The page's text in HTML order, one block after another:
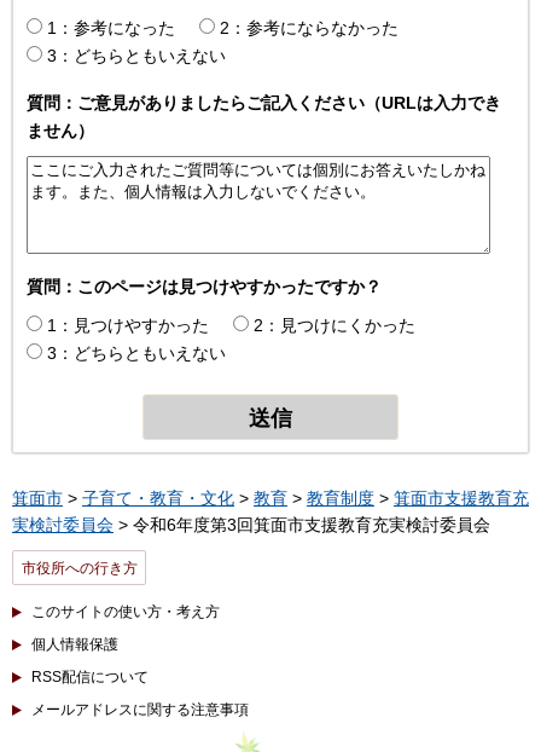
1：参考になった
2：参考にならなかった
3：どちらともいえない
質問：ご意見がありましたらご記入ください（URLは入力でき
ません）
質問：このページは見つけやすかったですか？
1：見つけやすかった
2：見つけにくかった
3：どちらともいえない
箕面市 > 子育て・教育・文化 > 教育 > 教育制度 > 箕面市支援教育充
実検討委員会 > 令和6年度第3回箕面市支援教育充実検討委員会
市役所への行き方
このサイトの使い方・考え方
個人情報保護
RSS配信について
メールアドレスに関する注意事項